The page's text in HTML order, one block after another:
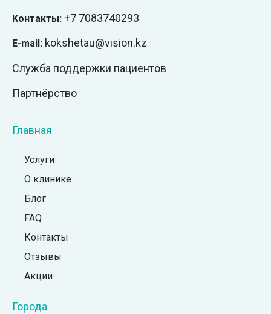
Контакты: +7 7083740293
E-mail: kokshetau@vision.kz
Служба поддержки пациентов
Партнёрство
Главная
Услуги
О клинике
Блог
FAQ
Контакты
Отзывы
Акции
Города